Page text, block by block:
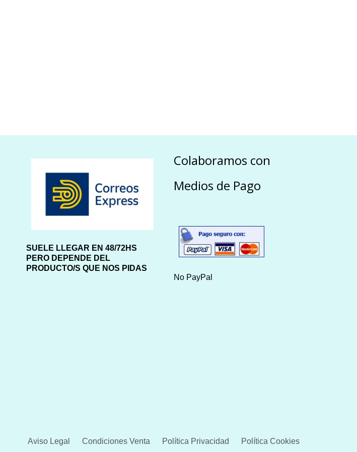
SUELE LLEGAR EN 48/72HS
PERO DEPENDE DEL
PRODUCTO/S QUE NOS PIDAS
Colaboramos con
Medios de Pago
No PayPal
Aviso Legal Condiciones Venta Política Privacidad Política Cookies